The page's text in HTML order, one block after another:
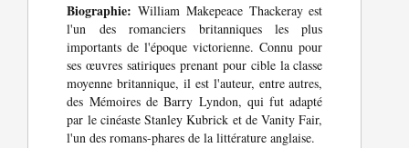
Biographie: William Makepeace Thackeray est
l'un des romanciers britanniques les plus
importants de l'époque victorienne. Connu pour
ses œuvres satiriques prenant pour cible la classe
moyenne britannique, il est l'auteur, entre autres,
des Mémoires de Barry Lyndon, qui fut adapté
par le cinéaste Stanley Kubrick et de Vanity Fair,
l'un des romans-phares de la littérature anglaise.